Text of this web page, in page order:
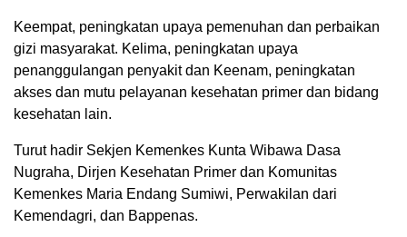
Keempat, peningkatan upaya pemenuhan dan perbaikan
gizi masyarakat. Kelima, peningkatan upaya
penanggulangan penyakit dan Keenam, peningkatan
akses dan mutu pelayanan kesehatan primer dan bidang
kesehatan lain.
Turut hadir Sekjen Kemenkes Kunta Wibawa Dasa
Nugraha, Dirjen Kesehatan Primer dan Komunitas
Kemenkes Maria Endang Sumiwi, Perwakilan dari
Kemendagri, dan Bappenas.